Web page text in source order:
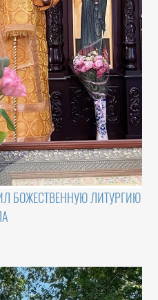
БОЖЕСТВЕННУЮ ЛИТУРГИЮ